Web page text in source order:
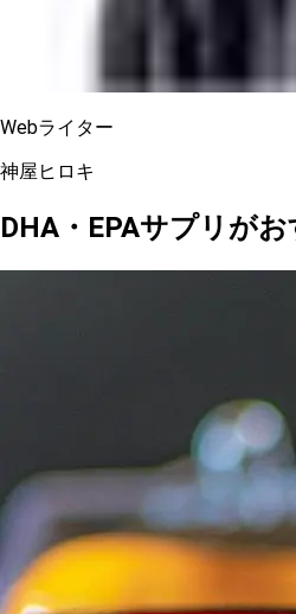
Webライター
神屋ヒロキ
DHA・EPAサプリが